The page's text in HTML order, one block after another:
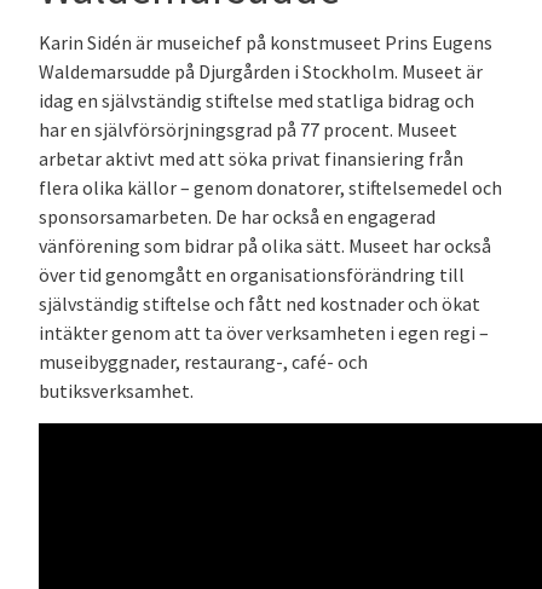
Karin Sidén är museichef på konstmuseet Prins Eugens
Waldemarsudde på Djurgården i Stockholm. Museet är
idag en självständig stiftelse med statliga bidrag och
har en självförsörjningsgrad på 77 procent. Museet
arbetar aktivt med att söka privat finansiering från
flera olika källor – genom donatorer, stiftelsemedel och
sponsorsamarbeten. De har också en engagerad
vänförening som bidrar på olika sätt. Museet har också
över tid genomgått en organisationsförändring till
självständig stiftelse och fått ned kostnader och ökat
intäkter genom att ta över verksamheten i egen regi –
museibyggnader, restaurang-, café- och
butiksverksamhet.